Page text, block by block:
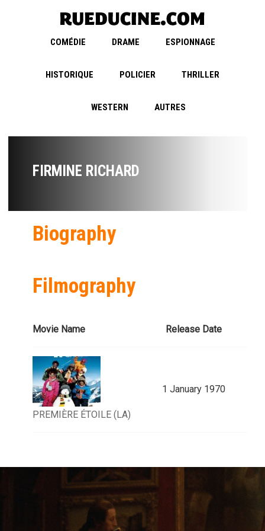
COMÉDIE DRAME ESPIONNAGE
HISTORIQUE POLICIER THRILLER
WESTERN AUTRES
FIRMINE RICHARD
Biography
Filmography
Movie Name Release Date
PREMIÈRE ÉTOILE (LA)
1 January 1970